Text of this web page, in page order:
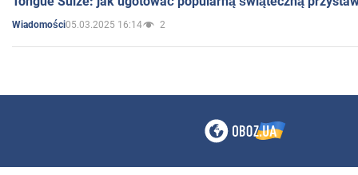
Wiadomości05.03.2025 16:14 2